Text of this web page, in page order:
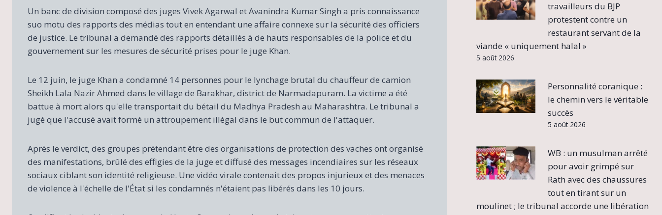
Un banc de division composé des juges Vivek Agarwal et Avanindra Kumar Singh a pris connaissance
suo motu des rapports des médias tout en entendant une affaire connexe sur la sécurité des officiers
de justice. Le tribunal a demandé des rapports détaillés à de hauts responsables de la police et du
gouvernement sur les mesures de sécurité prises pour le juge Khan.
Le 12 juin, le juge Khan a condamné 14 personnes pour le lynchage brutal du chauffeur de camion
Sheikh Lala Nazir Ahmed dans le village de Barakhar, district de Narmadapuram. La victime a été
battue à mort alors qu'elle transportait du bétail du Madhya Pradesh au Maharashtra. Le tribunal a
jugé que l'accusé avait formé un attroupement illégal dans le but commun de l'attaquer.
Après le verdict, des groupes prétendant être des organisations de protection des vaches ont organisé
des manifestations, brûlé des effigies de la juge et diffusé des messages incendiaires sur les réseaux
sociaux ciblant son identité religieuse. Une vidéo virale contenait des propos injurieux et des menaces
de violence à l'échelle de l'État si les condamnés n'étaient pas libérés dans les 10 jours.
travailleurs du BJP
protestent contre un
restaurant servant de la
viande « uniquement halal »
5 août 2026
Personnalité coranique :
le chemin vers le véritable
succès
5 août 2026
WB : un musulman arrêté
pour avoir grimpé sur
Rath avec des chaussures
tout en tirant sur un
moulinet ; le tribunal accorde une libération